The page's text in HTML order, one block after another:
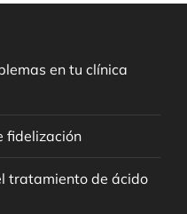
en tu clínica
fidelización
tratamiento de ácido